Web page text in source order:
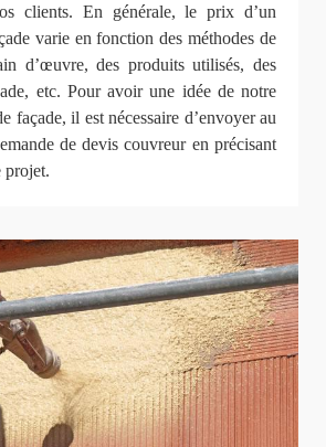
clients. En générale, le prix d’un
varie en fonction des méthodes de
d’œuvre, des produits utilisés, des
etc. Pour avoir une idée de notre
façade, il est nécessaire d’envoyer au
de devis couvreur en précisant
projet.